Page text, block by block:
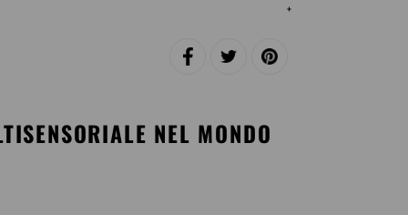
+
CONDIVIDI
SU
TWITTA PINNA
NEL MONDO